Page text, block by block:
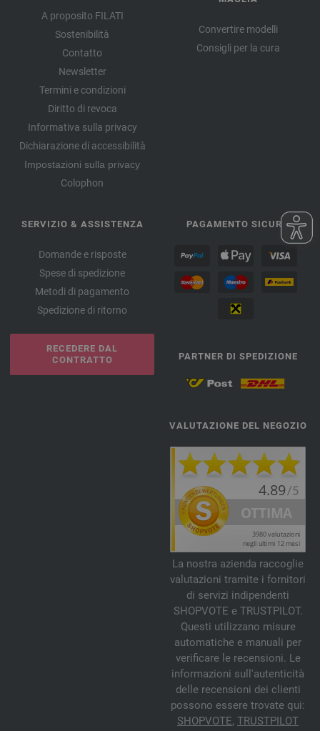
A proposito FILATI
Sostenibilità
Contatto
Newsletter
Termini e condizioni
Diritto di revoca
Informativa sulla privacy
Dichiarazione di accessibilità
Impostazioni sulla privacy
Colophon
Convertire modelli
Consigli per la cura
SERVIZIO & ASSISTENZA
Domande e risposte
Spese di spedizione
Metodi di pagamento
Spedizione di ritorno
RECEDERE DAL
CONTRATTO
PAGAMENTO SICURO
PARTNER DI SPEDIZIONE
VALUTAZIONE DEL NEGOZIO
La nostra azienda raccoglie
valutazioni tramite i fornitori
di servizi indipendenti
SHOPVOTE e TRUSTPILOT.
Questi utilizzano misure
automatiche e manuali per
verificare le recensioni. Le
informazioni sull'autenticità
delle recensioni dei clienti
possono essere trovate qui:
SHOPVOTE, TRUSTPILOT